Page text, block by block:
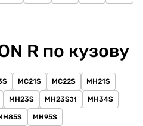
R по кузову
MC21S MC22S MH21S
MH23S MH23Sｶｲ MH34S
MH95S